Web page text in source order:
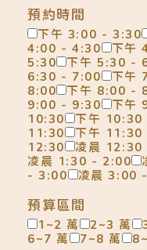
預約時間
下午 3:00 - 3:30
4:00 - 4:30
下午
5:30
下午 5:30 -
6:30 - 7:00
下午
8:00
下午 8:00 -
9:00 - 9:30
下午
10:30
下午
11:30
下午
12:30
凌晨
凌晨 1:30 - 2:00
- 3:00
凌晨 3:00
預算區間
1~2 萬 2~3 萬
6~7 萬
7~8 萬